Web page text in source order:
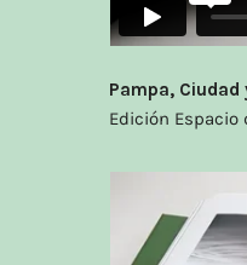
Pampa, Ciudad
Edición Espacio